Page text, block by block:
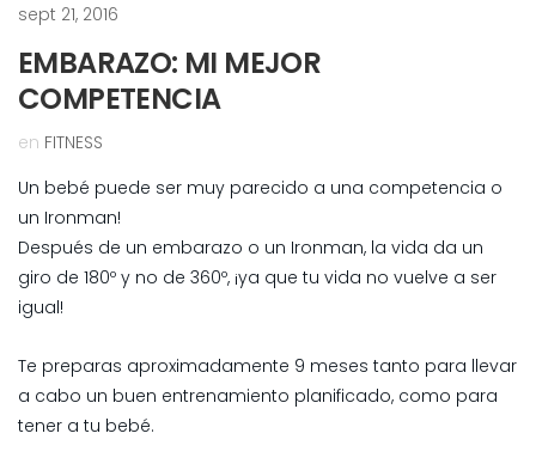
sept 21, 2016
EMBARAZO: MI MEJOR
COMPETENCIA
en FITNESS
Un bebé puede ser muy parecido a una competencia o
un Ironman!
Después de un embarazo o un Ironman, la vida da un
giro de 180º y no de 360º, ¡ya que tu vida no vuelve a ser
igual!
Te preparas aproximadamente 9 meses tanto para llevar
a cabo un buen entrenamiento planificado, como para
tener a tu bebé.